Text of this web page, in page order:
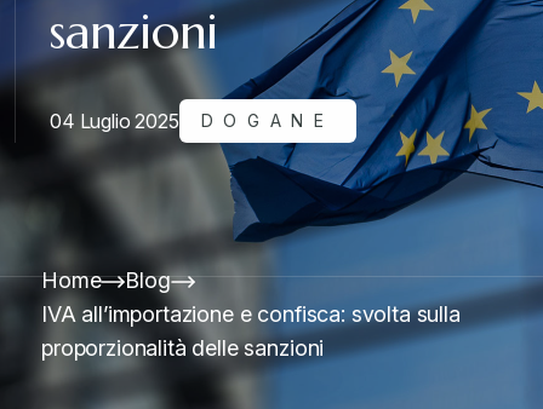
sanzioni
04 Luglio 2025 DOGANE
Home
Blog
IVA all’importazione e confisca: svolta sulla
proporzionalità delle sanzioni